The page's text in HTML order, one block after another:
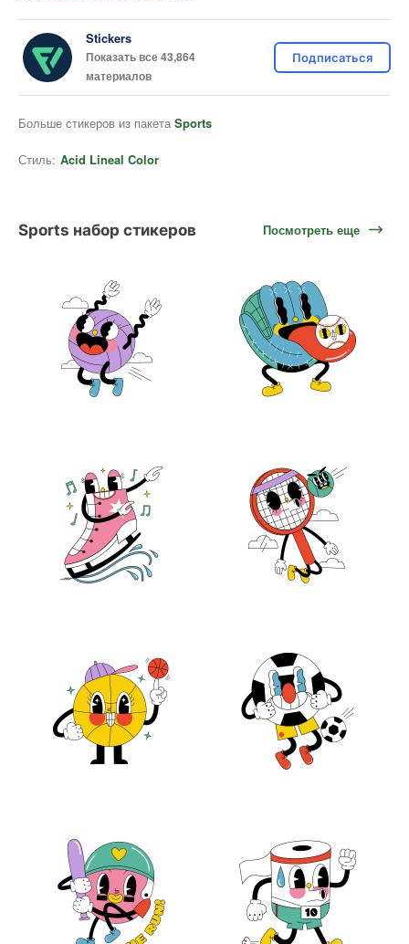
Stickers
Показать все 43,864
материалов
Подписаться
Больше стикеров из пакета Sports
Стиль: Acid Lineal Color
Sports набор стикеров Посмотреть еще